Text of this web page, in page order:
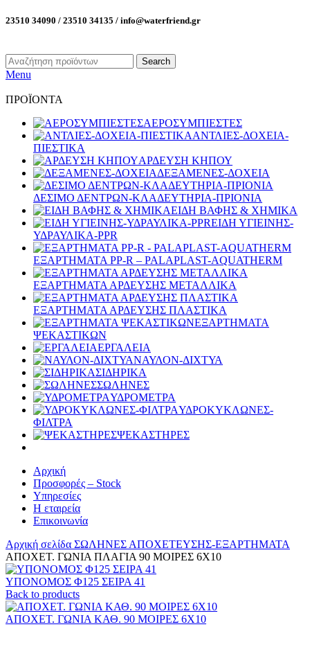
23510 34090 / 23510 34135 / info@waterfriend.gr
Search
Menu
ΠΡΟΪΟΝΤΑ
ΑΕΡΟΣΥΜΠΙΕΣΤΕΣ
ΑΝΤΛΙΕΣ-ΔΟΧΕΙΑ-
ΠΙΕΣΤΙΚΑ
ΑΡΔΕΥΣΗ ΚΗΠΟΥ
ΔΕΞΑΜΕΝΕΣ-ΔΟΧΕΙΑ
ΔΕΣΙΜΟ ΔΕΝΤΡΩΝ-ΚΛΑΔΕΥΤΗΡΙΑ-ΠΡΙΟΝΙΑ
ΕΙΔΗ ΒΑΦΗΣ & ΧΗΜΙΚΑ
ΕΙΔΗ ΥΓΙΕΙΝΗΣ-
ΥΔΡΑΥΛΙΚΑ-PPR
ΕΞΑΡΤΗΜΑΤΑ PP-R – PALAPLAST-AQUATHERM
ΕΞΑΡΤΗΜΑΤΑ ΑΡΔΕΥΣΗΣ ΜΕΤΑΛΛΙΚΑ
ΕΞΑΡΤΗΜΑΤΑ ΑΡΔΕΥΣΗΣ ΠΛΑΣΤΙΚΑ
ΕΞΑΡΤΗΜΑΤΑ
ΨΕΚΑΣΤΙΚΩΝ
ΕΡΓΑΛΕΙΑ
ΝΑΥΛΟΝ-ΔΙΧΤΥΑ
ΣΙΔΗΡΙΚΑ
ΣΩΛΗΝΕΣ
ΥΔΡΟΜΕΤΡΑ
ΥΔΡΟΚΥΚΛΩΝΕΣ-
ΦΙΛΤΡΑ
ΨΕΚΑΣΤΗΡΕΣ
Αρχική
Προσφορές – Stock
Υπηρεσίες
Η εταιρεία
Επικοινωνία
Αρχική σελίδα ΣΩΛΗΝΕΣ ΑΠΟΧΕΤΕΥΣΗΣ-ΕΞΑΡΤΗΜΑΤΑ
ΑΠΟΧΕΤ. ΓΩΝΙΑ ΠΛΑΓΙΑ 90 ΜΟΙΡΕΣ 6Χ10
ΥΠΟΝΟΜΟΣ Φ125 ΣΕΙΡΑ 41
Back to products
ΑΠΟΧΕΤ. ΓΩΝΙΑ ΚΑΘ. 90 ΜΟΙΡΕΣ 6Χ10